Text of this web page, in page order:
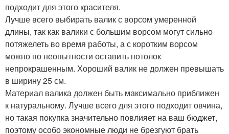
подходит для этого красителя.
Лучше всего выбирать валик с ворсом умеренной
длины, так как валики с большим ворсом могут сильно
потяжелеть во время работы, а с коротким ворсом
можно по неопытности оставить потолок
непрокрашенным. Хороший валик не должен превышать
в ширину 25 см.
Материал валика должен быть максимально приближен
к натуральному. Лучше всего для этого подходит овчина,
но такая покупка значительно повлияет на ваш бюджет,
поэтому особо экономные люди не брезгуют брать